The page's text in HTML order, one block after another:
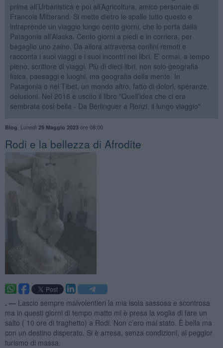
prima all’Urbanistica e poi all’Agricoltura, amico personale di
Francois Mitterand. Si mette dietro le spalle tutto questo e
intraprende un viaggio lungo cento giorni, che lo porta dalla
Patagonia all’Alaska. Cento giorni a piedi e in corriera, per
bagaglio uno zaino. Da allora attraversa confini remoti e
racconta i suoi viaggi e i suoi incontri nei libri. E’ ormai, a tempo
pieno, scrittore di viaggi. Più di dieci libri, non solo geografia
fisica, paesaggi e luoghi, ma geografia della mente. In
Patagonia o nel Tibet, un mondo altro, fatto di dolori, speranze,
delusioni. Nel 2016 è uscito il libro "Quell’idea che ci era
sembrata così bella - Da Berlinguer a Renzi, il lungo viaggio"
Blog Lunedì 29 Maggio 2023ore 08:00
Rodi e la bellezza di Afrodite
. — Lascio sempre malvolentieri la mia isola sassosa e scontrosa
ma in questi giorni di tempo matto mi è presa la voglia di fare un
salto ( 10 ore di traghetto) a Rodi. Non c’ero mai stato. È bella ma
con un destino disperato. Si è arresa, senza condizioni, al peggior
turismo di massa.